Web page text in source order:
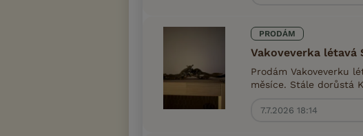
PRODÁM
Vakoveverka létavá
Prodám Vakoveverku
měsíce. Stále dorůstá
7.7.2026 18:14